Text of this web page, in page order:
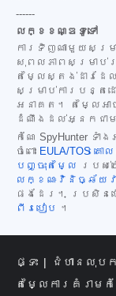
------
លក្ខខណ្ឌទូទៅ
ការទិញណាមួយសម្រ
សុពលភាពសម្រាប់រ
តម្លៃស្តង់ដារដែ
សម្រាប់ការបន្ត
អនាគត។ តម្លៃអា
ដំណឹងដល់អ្នកជាមុ
កំណែ SpyHunter
ចំពោះ EULA/TOS គោ
បញ្ចុះតម្លៃ
របស់
លក្ខណៈវិនិច្ឆ័យវា
ផងដែរ។ ប្រសិនប
ពីរបៀប ។
ផ្ទះ ជំហានលុប
តម្លៃការគំរាមកំ